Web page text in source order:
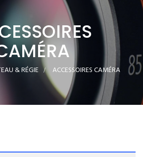
& RÉGIE > ACCESSOIRES CAMÉRA